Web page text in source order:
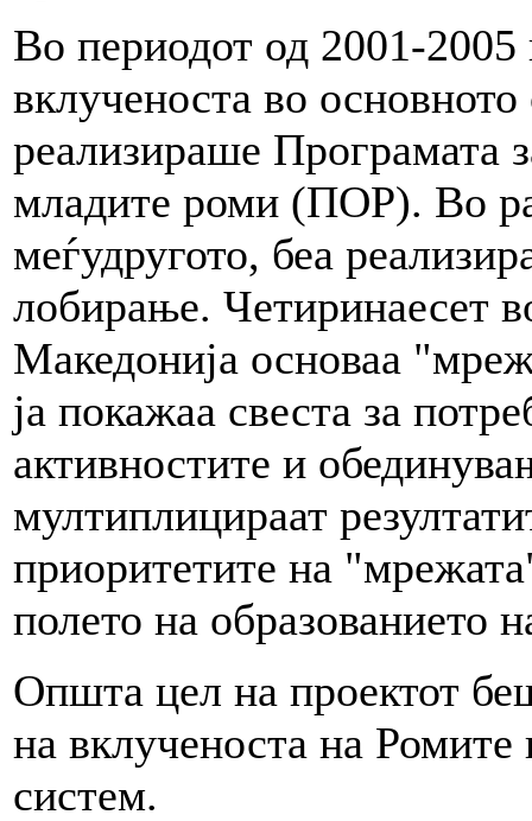
Во периодот од 2001-2005
вклученоста во
реализираше Програмата
младите роми (ПОР). Во
меѓудругото, беа
лобирање. Четиринаесет
Македонија основаа
ја покажаа свеста за
активностите и
мултиплицираат
приоритетите на
полето на образованието
Општа цел на проектот
на вклученоста на Ромите
систем.